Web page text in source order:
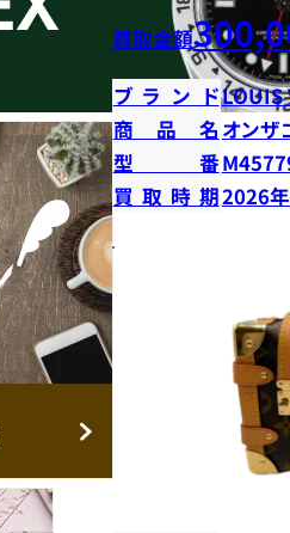
買取金額
ブランドLOUIS
商品名 オンザ
型番
買取時期2026